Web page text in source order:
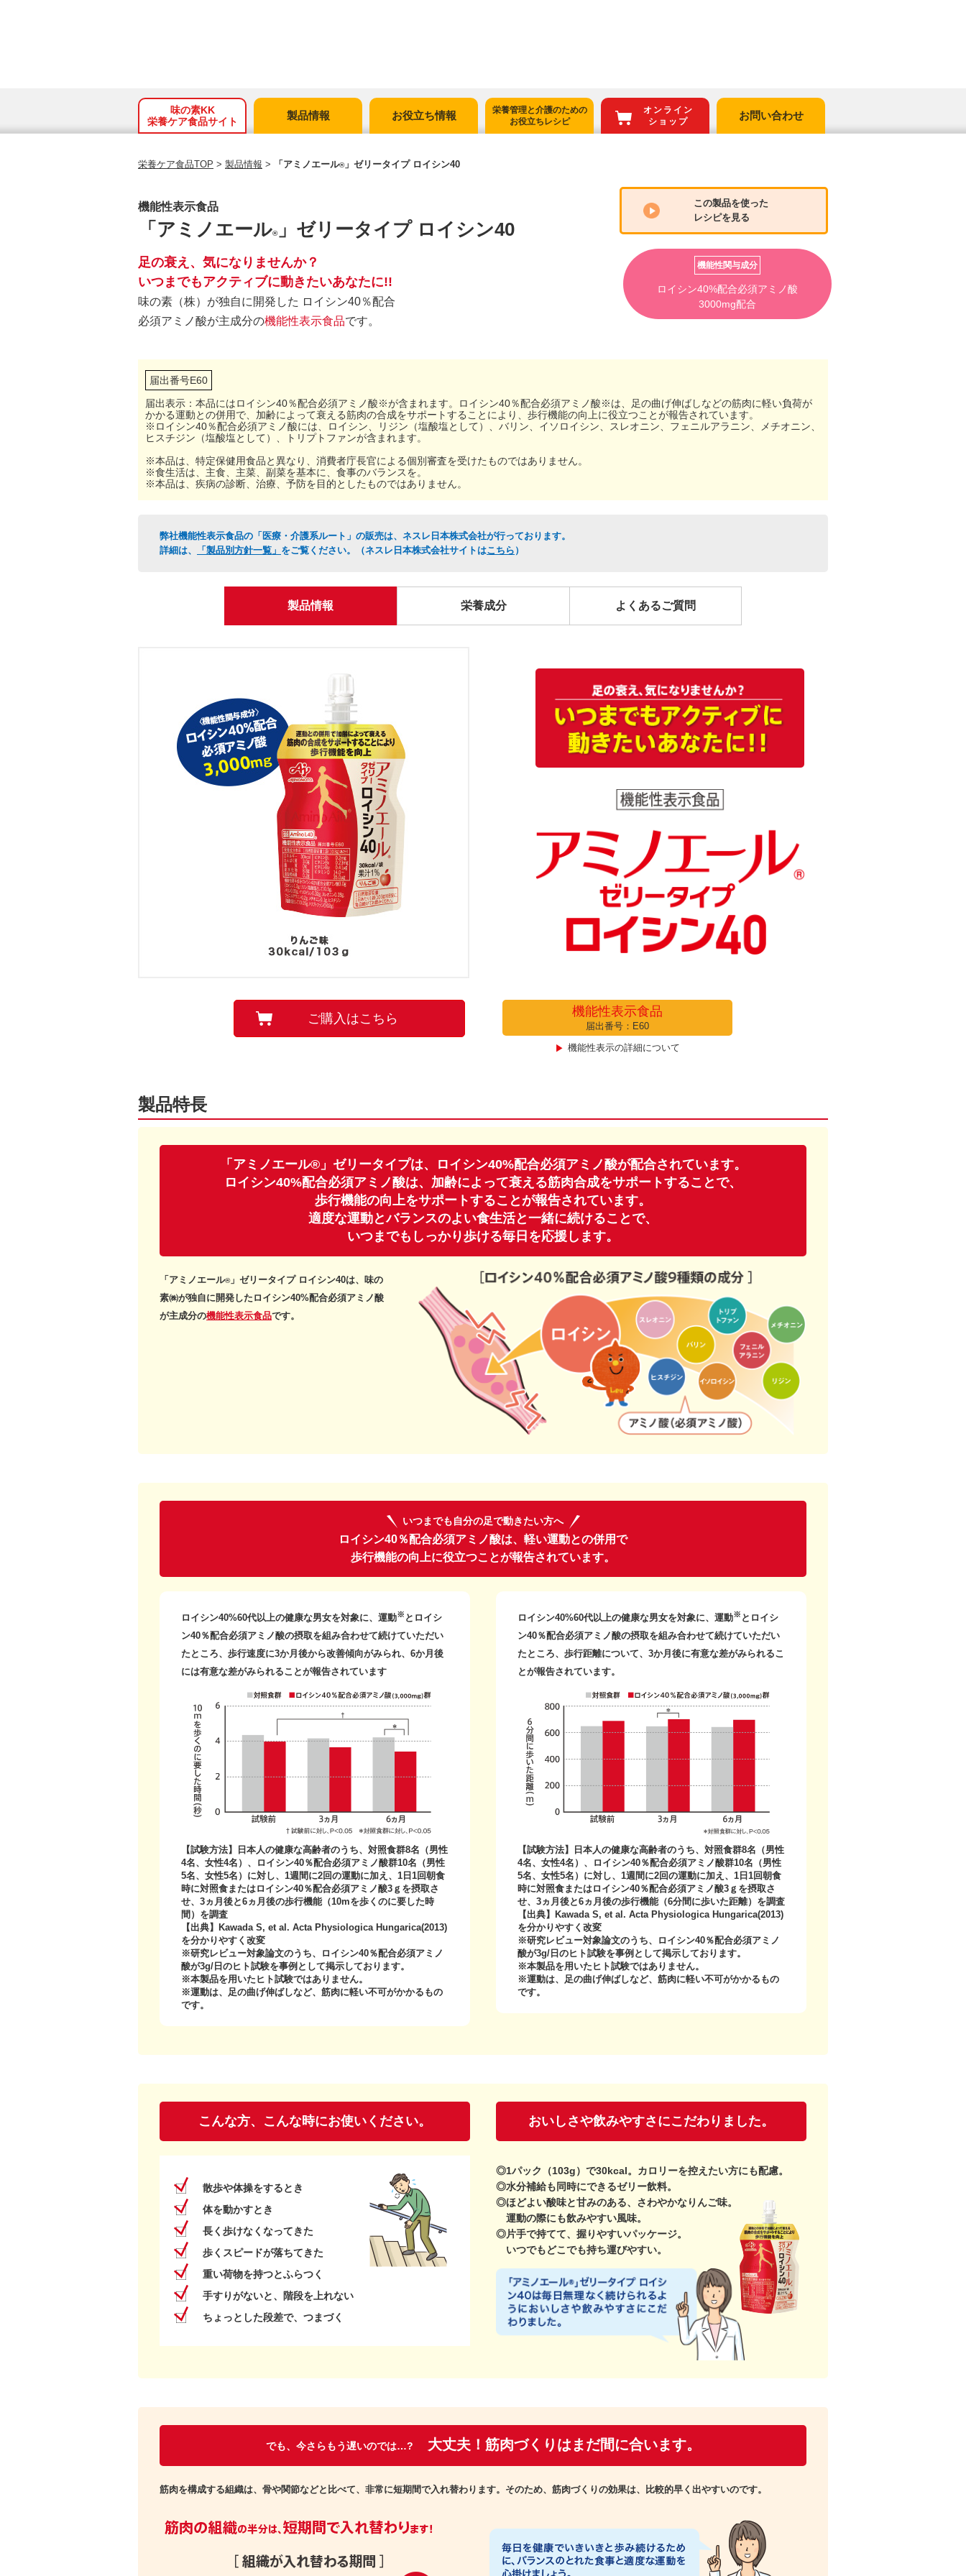
味の素KK
栄養ケア食品サイト
製品情報 お役立ち情報
栄養管理と介護のための
お役立ちレシピ
オンライン
ショップ
お問い合わせ
栄養ケア食品TOP > 製品情報 > 「アミノエール®」ゼリータイプ ロイシン40
機能性表示食品
「アミノエール®」ゼリータイプ ロイシン40
足の衰え、気になりませんか？
いつまでもアクティブに動きたいあなたに!!
味の素（株）が独自に開発した ロイシン40％配合
必須アミノ酸が主成分の機能性表示食品です。
この製品を使った
レシピを見る
機能性関与成分
ロイシン40%配合必須アミノ酸
3000mg配合
届出番号E60
届出表示：本品にはロイシン40％配合必須アミノ酸※が含まれます。ロイシン40％配合必須アミノ酸※は、足の曲げ伸ばしなどの筋肉に軽い負荷が
かかる運動との併用で、加齢によって衰える筋肉の合成をサポートすることにより、歩行機能の向上に役立つことが報告されています。
※ロイシン40％配合必須アミノ酸には、ロイシン、リジン（塩酸塩として）、バリン、イソロイシン、スレオニン、フェニルアラニン、メチオニン、
ヒスチジン（塩酸塩として）、トリプトファンが含まれます。
※本品は、特定保健用食品と異なり、消費者庁長官による個別審査を受けたものではありません。
※食生活は、主食、主菜、副菜を基本に、食事のバランスを。
※本品は、疾病の診断、治療、予防を目的としたものではありません。
弊社機能性表示食品の「医療・介護系ルート」の販売は、ネスレ日本株式会社が行っております。
詳細は、
「製品別方針一覧」 をご覧ください。（ネスレ日本株式会社サイトはこちら ）
製品情報 栄養成分 よくあるご質問
ご購入はこちら 機能性表示食品
届出番号：E60
機能性表示の詳細について
製品特長
「アミノエール®」ゼリータイプは、ロイシン40%配合必須アミノ酸が配合されています。
ロイシン40%配合必須アミノ酸は、加齢によって衰える筋肉合成をサポートすることで、
歩行機能の向上をサポートすることが報告されています。
適度な運動とバランスのよい食生活と一緒に続けることで、
いつまでもしっかり歩ける毎日を応援します。
「アミノエール®」ゼリータイプ ロイシン40は、味の
素㈱が独自に開発したロイシン40%配合必須アミノ酸
が主成分の機能性表示食品です。
いつまでも自分の足で動きたい方へ
ロイシン40％配合必須アミノ酸は、軽い運動との併用で
歩行機能の向上に役立つことが報告されています。
ロイシン40%60代以上の健康な男女を対象に、運動※ とロイシ
ン40％配合必須アミノ酸の摂取を組み合わせて続けていただい
たところ、歩行速度に3か月後から改善傾向がみられ、6か月後
には有意な差がみられることが報告されています
【試験方法】日本人の健康な高齢者のうち、対照食群8名（男性
4名、女性4名）、ロイシン40％配合必須アミノ酸群10名（男性
5名、女性5名）に対し、1週間に2回の運動に加え、1日1回朝食
時に対照食またはロイシン40％配合必須アミノ酸3ｇを摂取さ
せ、3ヵ月後と6ヵ月後の歩行機能（10mを歩くのに要した時
間）を調査
【出典】Kawada S, et al. Acta Physiologica Hungarica(2013)
を分かりやすく改変
※研究レビュー対象論文のうち、ロイシン40％配合必須アミノ
酸が3g/日のヒト試験を事例として掲示しております。
※本製品を用いたヒト試験ではありません。
※運動は、足の曲げ伸ばしなど、筋肉に軽い不可がかかるもの
です。
ロイシン40%60代以上の健康な男女を対象に、運動※ とロイシ
ン40％配合必須アミノ酸の摂取を組み合わせて続けていただい
たところ、歩行距離について、3か月後に有意な差がみられるこ
とが報告されています。
【試験方法】日本人の健康な高齢者のうち、対照食群8名（男性
4名、女性4名）、ロイシン40％配合必須アミノ酸群10名（男性
5名、女性5名）に対し、1週間に2回の運動に加え、1日1回朝食
時に対照食またはロイシン40％配合必須アミノ酸3ｇを摂取さ
せ、3ヵ月後と6ヵ月後の歩行機能（6分間に歩いた距離）を調査
【出典】Kawada S, et al. Acta Physiologica Hungarica(2013)
を分かりやすく改変
※研究レビュー対象論文のうち、ロイシン40％配合必須アミノ
酸が3g/日のヒト試験を事例として掲示しております。
※本製品を用いたヒト試験ではありません。
※運動は、足の曲げ伸ばしなど、筋肉に軽い不可がかかるもの
です。
こんな方、こんな時にお使いください。
散歩や体操をするとき
体を動かすとき
長く歩けなくなってきた
歩くスピードが落ちてきた
重い荷物を持つとふらつく
手すりがないと、階段を上れない
ちょっとした段差で、つまづく
おいしさや飲みやすさにこだわりました。
◎1パック（103g）で30kcal。カロリーを控えたい方にも配慮。
◎水分補給も同時にできるゼリー飲料。
◎ほどよい酸味と甘みのある、さわやかなりんご味。
運動の際にも飲みやすい風味。
◎片手で持てて、握りやすいパッケージ。
いつでもどこでも持ち運びやすい。
でも、今さらもう遅いのでは…? 大丈夫！筋肉づくりはまだ間に合います。
筋肉を構成する組織は、骨や関節などと比べて、非常に短期間で入れ替わります。そのため、筋肉づくりの効果は、比較的早く出やすいのです。